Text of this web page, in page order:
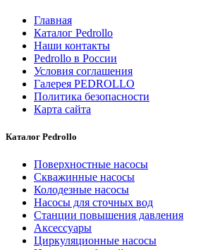
Главная
Каталог Pedrollo
Наши контакты
Pedrollo в России
Условия соглашения
Галерея PEDROLLO
Политика безопасности
Карта сайта
Каталог Pedrollo
Поверхностные насосы
Скважинные насосы
Колодезные насосы
Насосы для сточных вод
Станции повышения давления
Аксессуары
Циркуляционные насосы